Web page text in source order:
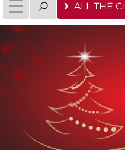
ALL THE